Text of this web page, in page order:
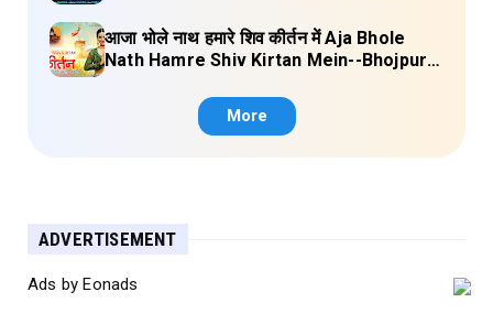
आजा भोले नाथ हमारे शिव कीर्तन में Aja Bhole
Nath Hamre Shiv Kirtan Mein--Bhojpuri
More
ADVERTISEMENT
Ads by Eonads